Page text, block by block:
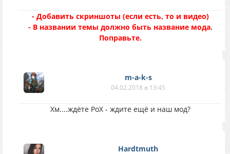
- Добавить скриншоты (если есть, то и видео)
- В названии темы должно быть название мода.
Поправьте.
m-a-k-s
04.02.2018 в 13:45
Хм....ждёте РоХ - ждите ещё и наш мод?
Hardtmuth